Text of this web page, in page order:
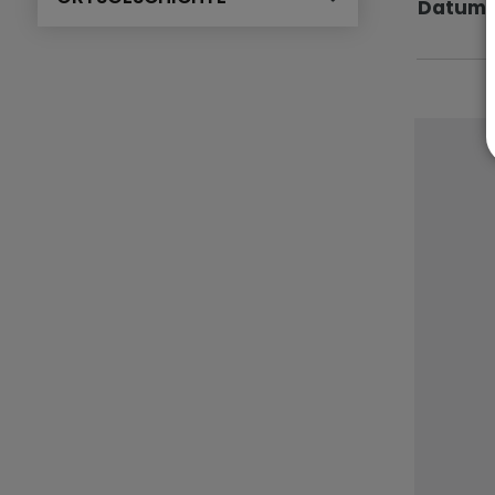
Datum